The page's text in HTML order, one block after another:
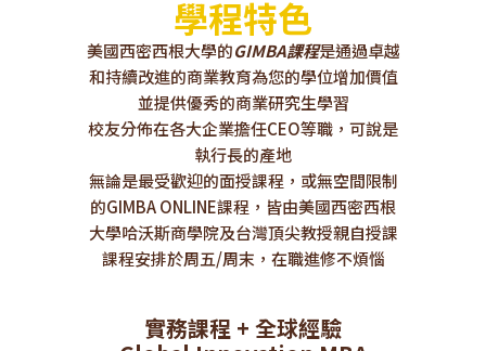
學程特色
美國西密西根大學的GIMBA課程是通過卓越
和持續改進的商業教育為您的學位增加價值
並提供優秀的商業研究生學習
校友分佈在各大企業擔任CEO等職，可說是
執行長的產地
無論是最受歡迎的面授課程，或無空間限制
的GIMBA ONLINE課程，皆由美國西密西根
大學哈沃斯商學院及台灣頂尖教授親自授課
課程安排於周五/周末，在職進修不煩惱
實務課程 + 全球經驗